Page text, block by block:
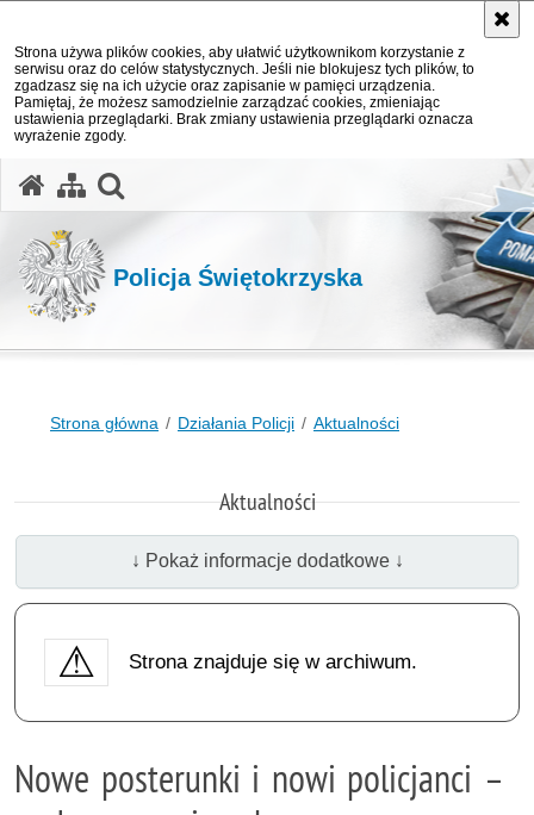
Strona używa plików cookies, aby ułatwić użytkownikom korzystanie z
serwisu oraz do celów statystycznych. Jeśli nie blokujesz tych plików, to
zgadzasz się na ich użycie oraz zapisanie w pamięci urządzenia.
Pamiętaj, że możesz samodzielnie zarządzać cookies, zmieniając
ustawienia przeglądarki. Brak zmiany ustawienia przeglądarki oznacza
wyrażenie zgody.
Policja Świętokrzyska
Strona główna Działania Policji Aktualności
Aktualności
↓ Pokaż informacje dodatkowe ↓
Strona znajduje się w archiwum.
Nowe posterunki i nowi policjanci –